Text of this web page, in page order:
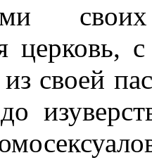
церковь,
своей